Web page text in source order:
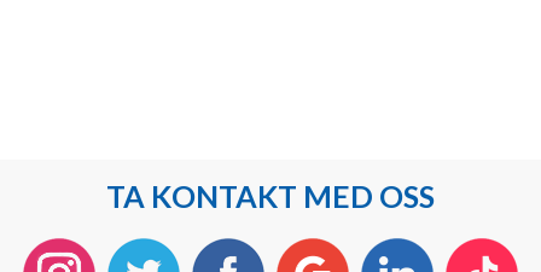
TA KONTAKT MED OSS